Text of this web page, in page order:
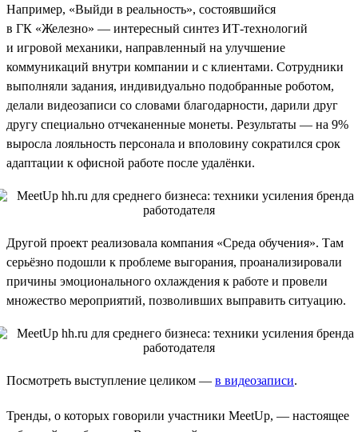
Например, «Выйди в реальность», состоявшийся
в ГК «Железно» — интересный синтез ИТ-технологий
и игровой механики, направленный на улучшение
коммуникаций внутри компании и с клиентами. Сотрудники
выполняли задания, индивидуально подобранные роботом,
делали видеозаписи со словами благодарности, дарили друг
другу специально отчеканенные монеты. Результаты — на 9%
выросла лояльность персонала и вполовину сократился срок
адаптации к офисной работе после удалёнки.
Другой проект реализовала компания «Среда обучения». Там
серьёзно подошли к проблеме выгорания, проанализировали
причины эмоционального охлаждения к работе и провели
множество мероприятий, позволивших выправить ситуацию.
Посмотреть выступление целиком — в видеозаписи.
Тренды, о которых говорили участники MeetUp, — настоящее